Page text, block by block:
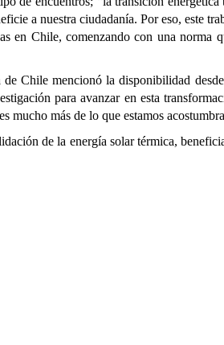
a nuestra ciudadanía. Por eso, este
en Chile, comenzando con una norma
Chile mencionó la disponibilidad desde
para avanzar en esta
mucho más de lo que estamos
de la energía solar térmica,